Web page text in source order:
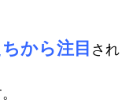
から注目 され